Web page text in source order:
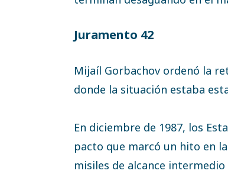
Juramento 42
Mijaíl Gorbachov ordenó la
donde la situación estaba
En diciembre de 1987, los
pacto que marcó un hito en
misiles de alcance intermedio